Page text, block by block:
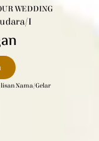
WEDDING
i
Nama/gelar